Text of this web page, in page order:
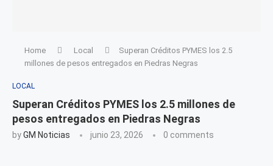
Home Local
Superan Créditos PYMES los 2.5
millones de pesos entregados en Piedras Negras
LOCAL
Superan Créditos PYMES los 2.5 millones de
pesos entregados en Piedras Negras
byGM Noticias junio 23, 2026 0 comments